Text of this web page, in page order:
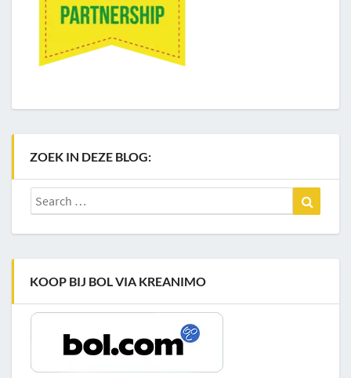
ZOEK IN DEZE BLOG:
Search
for:
KOOP BIJ BOL VIA KREANIMO